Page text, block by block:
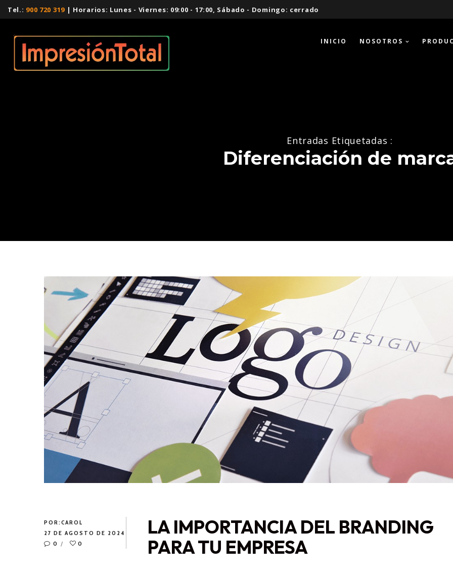
Tel.: 900 720 319| Horarios: Lunes - Viernes: 09:00 - 17:00, Sábado - Domingo: cerrado
INICIO NOSOTROS
Entradas Etiquetadas :
Diferenciación de
POR:CAROL
27 DE AGOSTO DE 2024
0
0
LA IMPORTANCIA DEL BRANDING
PARA TU EMPRESA